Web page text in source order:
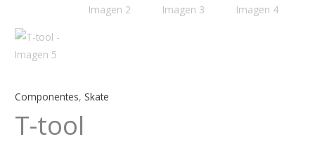
Componentes, Skate
T-tool